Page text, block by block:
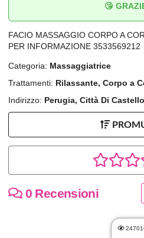
😘
FACIO MASSAGGIO CORPO A
PER INFORMAZIONE 3533569212
Categoria: Massaggiatrice
Trattamenti: Rilassante, Corpo a
Indirizzo: Perugia, Città Di
0 Recensioni